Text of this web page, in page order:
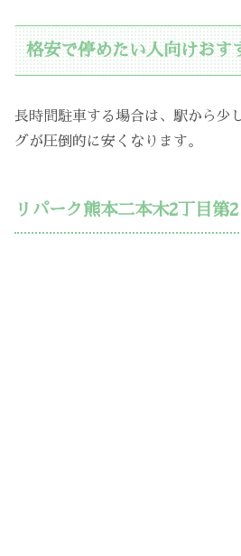
格安で停めたい人向けおす
長時間駐車する場合は、駅から少
グが圧倒的に安くなります。
リパーク熊本二本木2丁目第2